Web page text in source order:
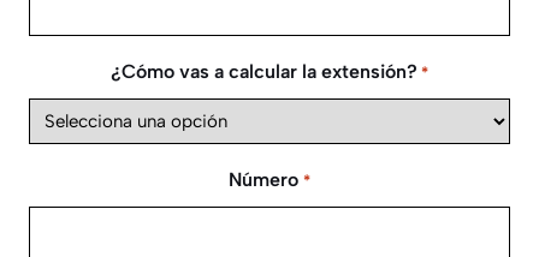
¿Cómo vas a calcular la extensión? *
Número *